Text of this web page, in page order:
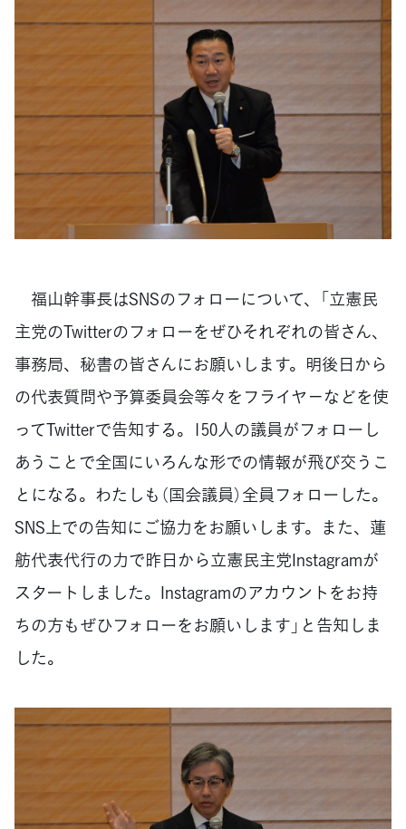
福山幹事長はSNSのフォローについて、「立憲民
主党のTwitterのフォローをぜひそれぞれの皆さん、
事務局、秘書の皆さんにお願いします。明後日から
の代表質問や予算委員会等々をフライヤ－などを使
ってTwitterで告知する。150人の議員がフォローし
あうことで全国にいろんな形での情報が飛び交うこ
とになる。わたしも（国会議員）全員フォローした。
SNS上での告知にご協力をお願いします。また、蓮
舫代表代行の力で昨日から立憲民主党Instagramが
スタートしました。Instagramのアカウントをお持
ちの方もぜひフォローをお願いします」と告知しま
した。